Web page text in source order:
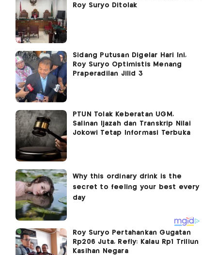
Roy Suryo Ditolak
Sidang Putusan Digelar Hari Ini,
Roy Suryo Optimistis Menang
Praperadilan Jilid 3
PTUN Tolak Keberatan UGM,
Salinan Ijazah dan Transkrip Nilai
Jokowi Tetap Informasi Terbuka
Roy Suryo Pertahankan Gugatan
Rp206 Juta, Refly: Kalau Rp1 Triliun
Kasihan Negara